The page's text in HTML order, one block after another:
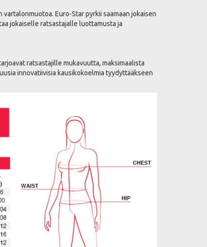
Euro-Star pyrkii saamaan jokaisen
jokaiselle ratsastajalle luottamusta ja
ratsastajille mukavuutta, maksimaalista
innovatiivisia kausikokoelmia tyydyttääkseen